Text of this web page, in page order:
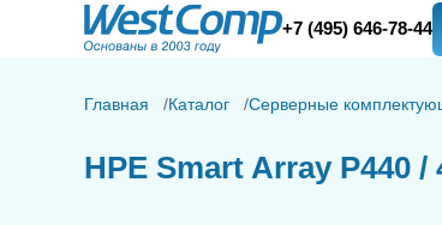
+7 (495) 646-78-44
Главная Каталог Серверные
HPE Smart Array P440